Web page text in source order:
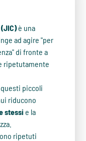
è una
ad agire "per
di fronte a
ripetutamente
piccoli
riducono
stessi e la
ripetuti